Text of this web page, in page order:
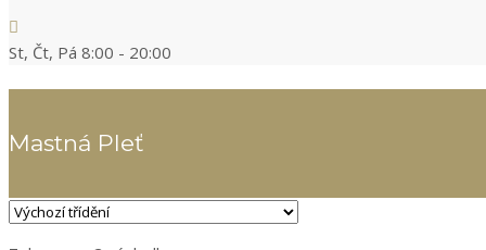
St, Čt, Pá 8:00 - 20:00
Mastná Pleť